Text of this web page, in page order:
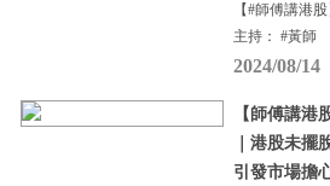
【#師傅講港
主持： #黃師
2024/08/14
【師傅講港
｜港股未擺
引發市場擔